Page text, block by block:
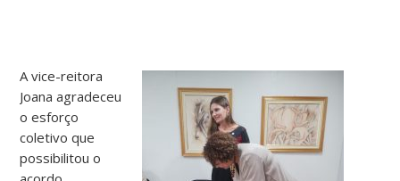
A vice-reitora
Joana agradeceu
o esforço
coletivo que
possibilitou o